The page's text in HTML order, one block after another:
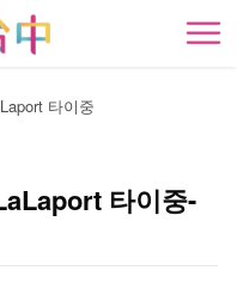
開
타이중
타이중-